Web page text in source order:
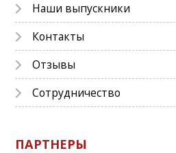
Наши выпускники
Контакты
Отзывы
Сотрудничество
ПАРТНЕРЫ